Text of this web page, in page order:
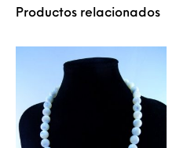
Productos relacionados